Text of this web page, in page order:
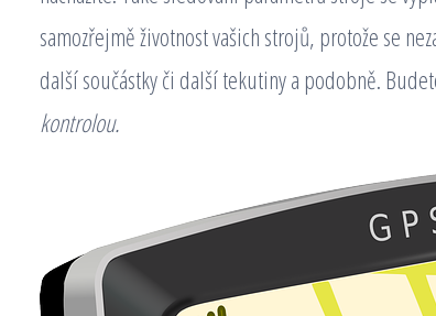
samozřejmě životnost vašich strojů, protože se
další součástky či další tekutiny a podobně.
kontrolou.